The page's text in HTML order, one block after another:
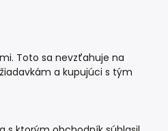
Toto sa nevzťahuje na
a kupujúci s tým